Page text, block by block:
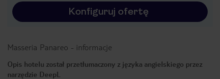
Konfiguruj ofertę
Masseria Panareo - informacje
Opis hotelu został przetłumaczony z języka angielskiego przez
narzędzie DeepL